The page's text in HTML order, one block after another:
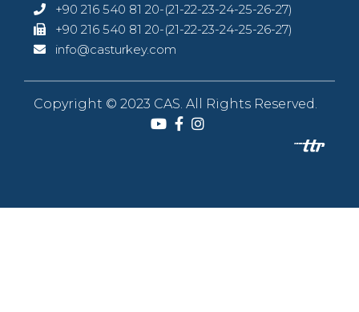
+90 216 540 81 20-(21-22-23-24-25-26-27)
+90 216 540 81 20-(21-22-23-24-25-26-27)
info@casturkey.com
Copyright © 2023 CAS. All Rights Reserved.